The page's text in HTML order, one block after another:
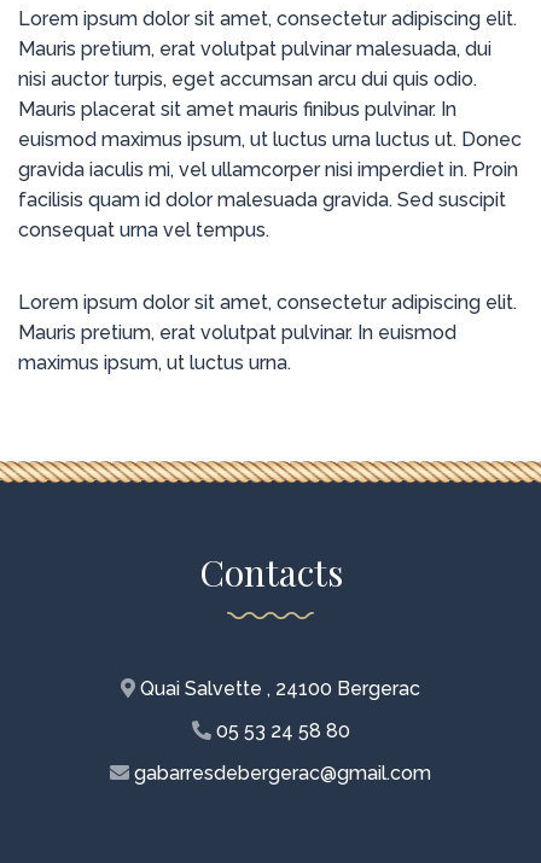
Lorem ipsum dolor sit amet, consectetur adipiscing elit.
Mauris pretium, erat volutpat pulvinar malesuada, dui
nisi auctor turpis, eget accumsan arcu dui quis odio.
Mauris placerat sit amet mauris finibus pulvinar. In
euismod maximus ipsum, ut luctus urna luctus ut. Donec
gravida iaculis mi, vel ullamcorper nisi imperdiet in. Proin
facilisis quam id dolor malesuada gravida. Sed suscipit
consequat urna vel tempus.
Lorem ipsum dolor sit amet, consectetur adipiscing elit.
Mauris pretium, erat volutpat pulvinar. In euismod
maximus ipsum, ut luctus urna.
Contacts
Quai Salvette , 24100 Bergerac
05 53 24 58 80
gabarresdebergerac@gmail.com